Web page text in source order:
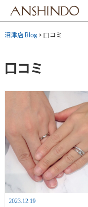
content
沼津店 Blog> 口コミ
口コミ
2023.12.19